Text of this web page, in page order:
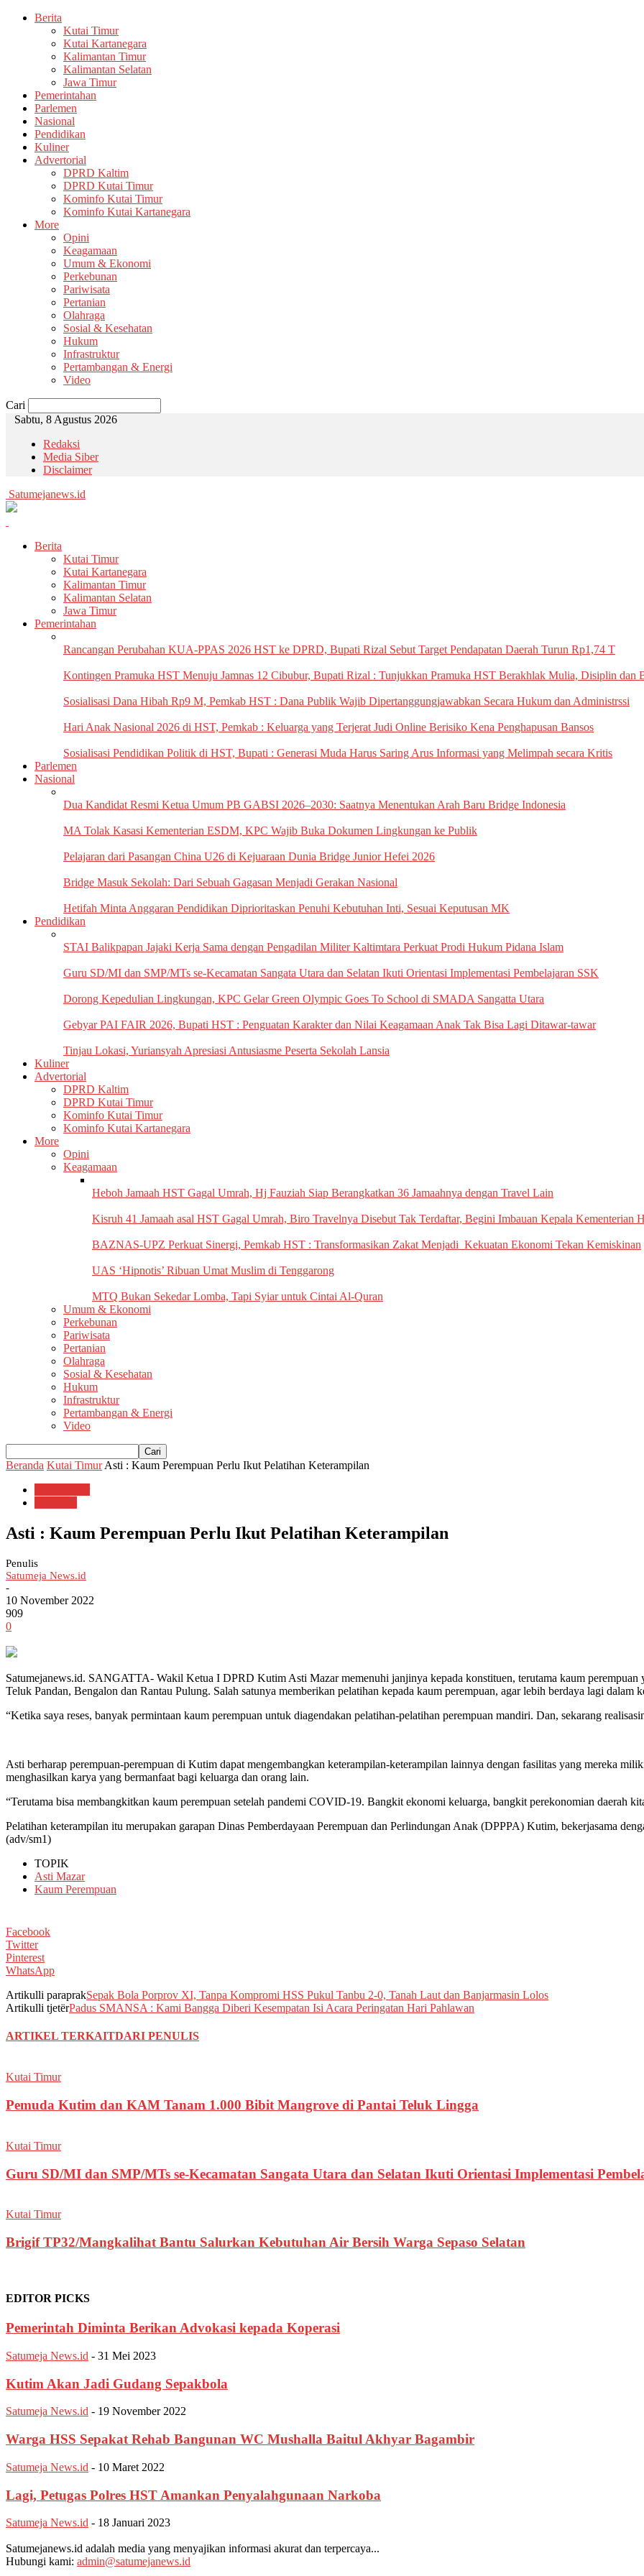
Berita
Kutai Timur
Kutai Kartanegara
Kalimantan Timur
Kalimantan Selatan
Jawa Timur
Pemerintahan
Parlemen
Nasional
Pendidikan
Kuliner
Advertorial
DPRD Kaltim
DPRD Kutai Timur
Kominfo Kutai Timur
Kominfo Kutai Kartanegara
More
Opini
Keagamaan
Umum & Ekonomi
Perkebunan
Pariwisata
Pertanian
Olahraga
Sosial & Kesehatan
Hukum
Infrastruktur
Pertambangan & Energi
Video
Cari
Sabtu, 8 Agustus 2026
Redaksi
Media Siber
Disclaimer
Satumejanews.id
Berita
Kutai Timur
Kutai Kartanegara
Kalimantan Timur
Kalimantan Selatan
Jawa Timur
Pemerintahan
Rancangan Perubahan KUA-PPAS ‎2026 HST ke DPRD, Bupati Rizal ‎Sebut Target Pendapatan Daerah ‎Turun Rp1,74 T
Kontingen Pramuka HST Menuju ‎Jamnas 12 Cibubur, Bupati Rizal : ‎Tunjukkan Pramuka HST Berakhlak ‎Mulia, Disiplin dan
Sosialisasi Dana Hibah Rp9 M, ‎Pemkab HST : Dana Publik Wajib Dipertanggungjawabkan Secara ‎Hukum dan Administrssi
Hari Anak Nasional 2026 di ‎HST, Pemkab : Keluarga yang ‎Terjerat Judi Online Berisiko ‎Kena Penghapusan Bansos
Sosialisasi Pendidikan Politik ‎di HST, Bupati : Generasi Muda ‎Harus Saring Arus Informasi ‎yang Melimpah secara Kritis
Parlemen
Nasional
Dua Kandidat Resmi Ketua Umum PB GABSI 2026–2030: Saatnya Menentukan Arah Baru Bridge Indonesia
MA Tolak Kasasi Kementerian ESDM, KPC Wajib Buka Dokumen Lingkungan ke Publik
Pelajaran dari Pasangan China U26 di Kejuaraan Dunia Bridge Junior Hefei 2026
Bridge Masuk Sekolah: Dari Sebuah Gagasan Menjadi Gerakan Nasional
Hetifah Minta Anggaran Pendidikan Diprioritaskan Penuhi Kebutuhan Inti, Sesuai Keputusan MK
Pendidikan
STAI Balikpapan Jajaki Kerja Sama dengan Pengadilan Militer Kaltimtara Perkuat Prodi Hukum Pidana Islam
Guru SD/MI dan SMP/MTs se-Kecamatan Sangata Utara dan Selatan Ikuti Orientasi Implementasi Pembelajaran SSK
Dorong Kepedulian Lingkungan, KPC Gelar Green Olympic Goes To School di SMADA Sangatta Utara
Gebyar PAI FAIR 2026, Bupati ‎HST : Penguatan Karakter dan ‎Nilai Keagamaan Anak Tak Bisa ‎Lagi Ditawar-tawar
Tinjau Lokasi, Yuriansyah Apresiasi Antusiasme Peserta Sekolah Lansia
Kuliner
Advertorial
DPRD Kaltim
DPRD Kutai Timur
Kominfo Kutai Timur
Kominfo Kutai Kartanegara
More
Opini
Keagamaan
‎Heboh Jamaah HST Gagal Umrah, ‎Hj Fauziah Siap Berangkatkan 36 Jamaahnya dengan Travel Lain
Kisruh 41 Jamaah asal HST Gagal ‎Umrah, Biro Travelnya Disebut Tak Terdaftar, Begini Imbauan Kepala ‎Kementerian
BAZNAS-UPZ Perkuat Sinergi, Pemkab HST : Transformasikan Zakat Menjadi Kekuatan Ekonomi Tekan Kemiskinan
UAS ‘Hipnotis’ Ribuan Umat Muslim di Tenggarong
MTQ Bukan Sekedar Lomba, Tapi Syiar untuk Cintai Al-Quran
Umum & Ekonomi
Perkebunan
Pariwisata
Pertanian
Olahraga
Sosial & Kesehatan
Hukum
Infrastruktur
Pertambangan & Energi
Video
Beranda Kutai Timur Asti : Kaum Perempuan Perlu Ikut Pelatihan Keterampilan
Asti : Kaum Perempuan Perlu Ikut Pelatihan Keterampilan
Penulis
Satumeja News.id
-
10 November 2022
909
0
Satumejanews.id. SANGATTA- Wakil Ketua I DPRD Kutim Asti Mazar memenuhi janjinya kepada konstituen, terutama kaum perempuan
Teluk Pandan, Bengalon dan Rantau Pulung. Salah satunya memberikan pelatihan kepada kaum perempuan, agar lebih berdaya lagi dalam
“Ketika saya reses, banyak permintaan kaum perempuan untuk diagendakan pelatihan-pelatihan perempuan mandiri. Dan, sekarang
Asti berharap perempuan-perempuan di Kutim dapat mengembangkan keterampilan-keterampilan lainnya dengan fasilitas yang mereka
menghasilkan karya yang bermanfaat bagi keluarga dan orang lain.
“Terutama bisa membangkitkan kaum perempuan setelah pandemi COVID-19. Bangkit ekonomi keluarga, bangkit perekonomian daerah
Pelatihan keterampilan itu merupakan garapan Dinas Pemberdayaan Perempuan dan Perlindungan Anak (DPPPA) Kutim, bekerjasama
(adv/sm1)
TOPIK
Asti Mazar
Kaum Perempuan
Facebook
Twitter
Pinterest
WhatsApp
Artikulli paraprakSepak Bola Porprov XI, Tanpa Kompromi HSS Pukul Tanbu 2-0, Tanah Laut dan Banjarmasin Lolos
Artikulli tjetërPadus SMANSA : Kami Bangga Diberi Kesempatan Isi Acara Peringatan Hari Pahlawan
ARTIKEL TERKAITDARI PENULIS
Kutai Timur
Pemuda Kutim dan KAM Tanam 1.000 Bibit Mangrove di Pantai Teluk Lingga
Kutai Timur
Guru SD/MI dan SMP/MTs se-Kecamatan Sangata Utara dan Selatan Ikuti Orientasi Implementasi
Kutai Timur
Brigif TP32/Mangkalihat Bantu Salurkan Kebutuhan Air Bersih Warga Sepaso Selatan
EDITOR PICKS
Pemerintah Diminta Berikan Advokasi kepada Koperasi
Satumeja News.id - 31 Mei 2023
Kutim Akan Jadi Gudang Sepakbola
Satumeja News.id - 19 November 2022
Warga HSS Sepakat Rehab Bangunan WC Mushalla Baitul Akhyar Bagambir
Satumeja News.id - 10 Maret 2022
Lagi, Petugas Polres HST Amankan Penyalahgunaan Narkoba
Satumeja News.id - 18 Januari 2023
Satumejanews.id adalah media yang menyajikan informasi akurat dan terpercaya...
Hubungi kami: admin@satumejanews.id